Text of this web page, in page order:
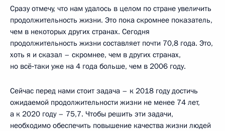
Сразу отмечу, что нам удалось в целом по стране увеличить
продолжительность жизни. Это пока скромнее показатель,
чем в некоторых других странах. Сегодня
продолжительность жизни составляет почти 70,8 года. Это,
хоть я и сказал – скромнее, чем в других странах,
но всё‑таки уже на 4 года больше, чем в 2006 году.
Сейчас перед нами стоит задача – к 2018 году достичь
ожидаемой продолжительности жизни не менее 74 лет,
а к 2020 году – 75,7. Чтобы решить эти задачи,
необходимо обеспечить повышение качества жизни людей